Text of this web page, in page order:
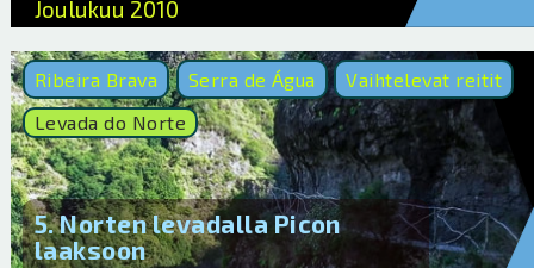
Joulukuu 2010
Ribeira Brava Serra de Água
Vaihtelevat reitit
Levada do Norte
5. Norten levadalla Picon
laaksoon